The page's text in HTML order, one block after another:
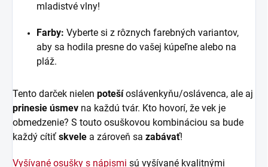
mladistvé vlny!
Farby: Vyberte si z rôznych farebných variantov,
aby sa hodila presne do vašej kúpeľne alebo na
pláž.
Tento darček nielen potešíoslávenkyňu/oslávenca, ale aj
prinesie úsmev na každú tvár. Kto hovorí, že vek je
obmedzenie? S touto osuškovou kombináciou sa bude
každý cítiť skvele a zároveň sa zabávať!
Vyšívané osušky s nápismi sú vyšívané kvalitnými